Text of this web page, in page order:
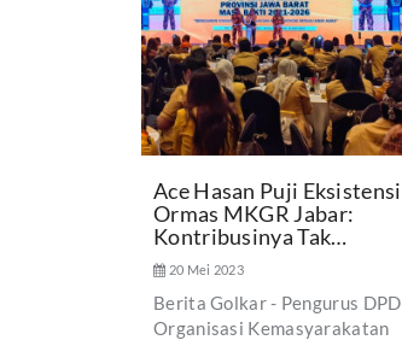
Ace Hasan Puji Eksistensi
Ormas MKGR Jabar:
Kontribusinya Tak…
20 Mei 2023
Berita Golkar - Pengurus DPD
Organisasi Kemasyarakatan